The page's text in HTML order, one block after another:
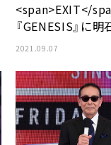
<span>EXIT</
『GENESIS』に
2021.09.07